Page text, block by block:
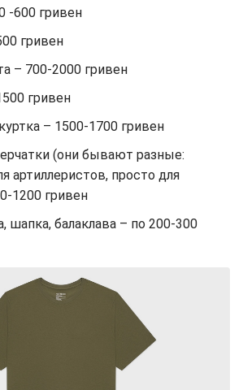
-600 гривен
гривен
– 700-2000 гривен
гривен
– 1500-1700 гривен
(они бывают разные:
артиллеристов, просто для
1200 гривен
шапка, балаклава – по 200-300